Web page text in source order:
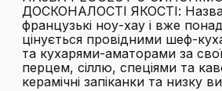
ДОСКОНАЛОСТІ ЯКОСТІ: Назва
французькі ноу-хау і вже
цінується провідними шеф-
та кухарями-аматорами за
перцем, сіллю, спеціями та
керамічні запіканки та низку